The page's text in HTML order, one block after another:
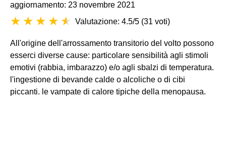
aggiornamento: 23 novembre 2021
Valutazione: 4.5/5 (31 voti)
All'origine dell'arrossamento transitorio del volto possono
esserci diverse cause: particolare sensibilità agli stimoli
emotivi (rabbia, imbarazzo) e/o agli sbalzi di temperatura.
l'ingestione di bevande calde o alcoliche o di cibi
piccanti. le vampate di calore tipiche della menopausa.